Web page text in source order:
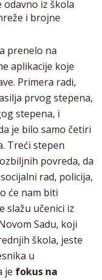
odavno iz škola
i brojne
prenelo na
aplikacije koje
Primera radi,
prvog stepena,
stepena, i
je bilo samo četiri
Treći stepen
povreda, da
rad, policija,
će nam biti
slažu učenici iz
Sadu, koji
škola, jeste
u
je fokus na